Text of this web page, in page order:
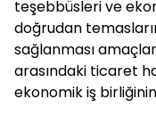
teşebbüsleri ve
doğrudan
sağlanması
arasındaki ticaret
ekonomik iş